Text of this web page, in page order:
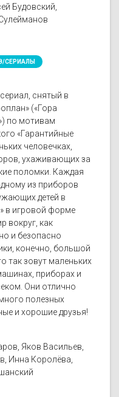
Будовский,
СЕРИАЛЫ
снятый в
(«Гора
по мотивам
«Гарантийные
человечках,
ухаживающих за
поломки. Каждая
из приборов
детей в
в игровой форме
вокруг, как
и безопасно
конечно, большой
так зовут маленьких
приборах и
Они отлично
полезных
и хорошие друзья!
Яков Васильев,
Инна Королёва,